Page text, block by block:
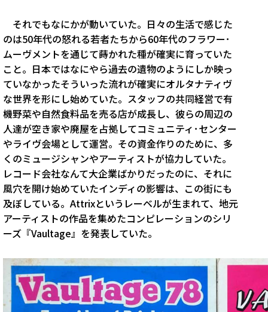
それでもなにかが動いていた。日々の生活で感じた
のは50年代の怒れる若者たちから60年代のフラワー･
ムーヴメントを通じて蒔かれた種が確実に育っていた
こと。日本ではなにやら過去の遺物のようにしか映っ
ていなかったそういった流れが確実にオルタナティヴ
な世界を形にし始めていた。スタッフの共同経営で有
機野菜や自然食料品を売る店が成長し、彼らの周辺の
人達が空き家や廃屋を占拠してコミュニティ･センター
やライヴ会場として運営。その資金作りのために、多
くのミュージシャンやアーティストが協力していた。
レコード会社なんて大企業ばかりだったのに、それに
風穴を開け始めていたインディの影響は、この街にも
及ぼしている。Attrixというレーベルが生まれて、地元
アーティストの作品を集めたコンピレーションのシリ
ーズ『Vaultage』を発表していた。